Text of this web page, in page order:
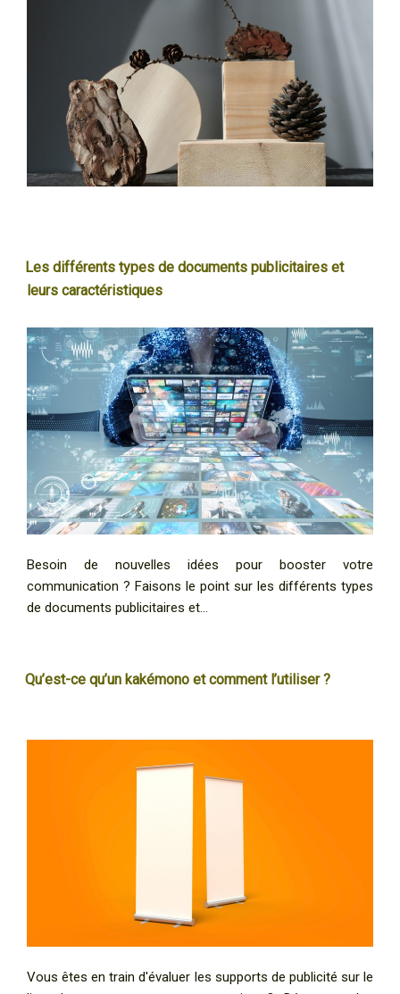
Les différents types de documents publicitaires et
leurs caractéristiques
Besoin de nouvelles idées pour booster votre
communication ? Faisons le point sur les différents types
de documents publicitaires et…
Qu’est-ce qu’un kakémono et comment l’utiliser ?
Vous êtes en train d'évaluer les supports de publicité sur le